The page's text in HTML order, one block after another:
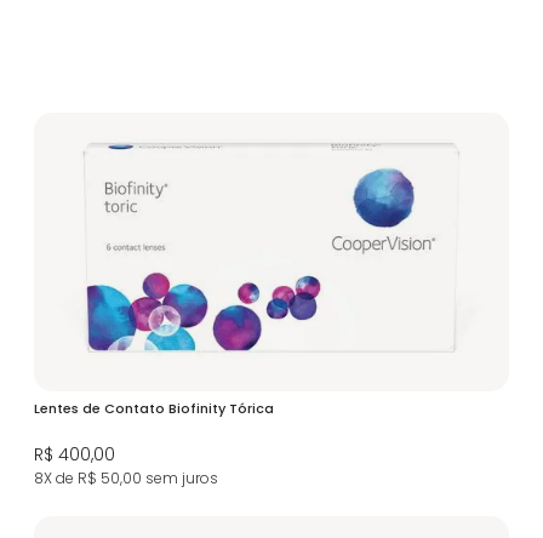
Lentes de Contato Biofinity Tórica
R$ 400,00
8X de R$ 50,00 sem juros